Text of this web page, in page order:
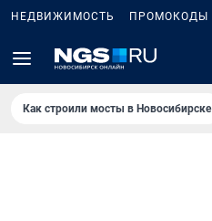
НЕДВИЖИМОСТЬ ПРОМОКОДЫ
Как строили мосты в Новосибирске